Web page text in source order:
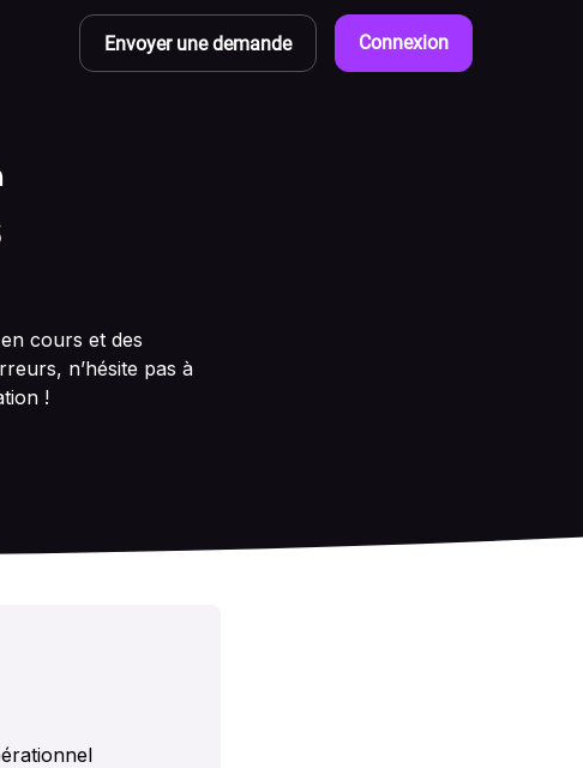
Envoyer une demande Connexion
cours et des
n’hésite pas à
!